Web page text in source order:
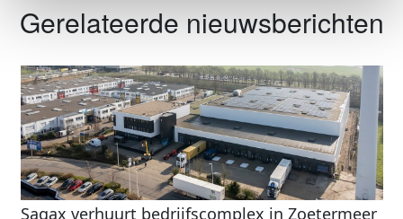
Gerelateerde nieuwsberichten
Sagax verhuurt bedrijfscomplex in Zoetermeer